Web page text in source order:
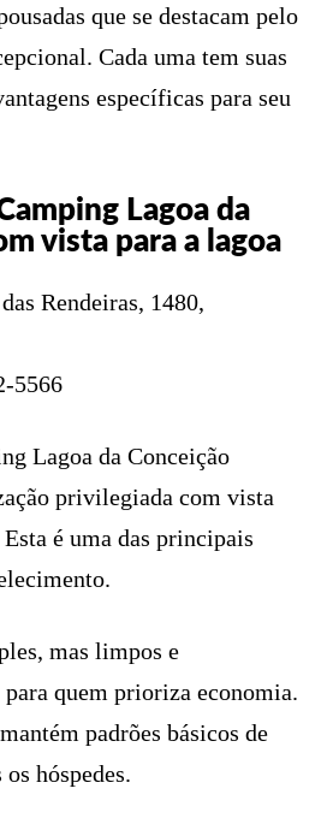
que se destacam pelo
Cada uma tem suas
específicas para seu
Lagoa da
vista para a lagoa
Rendeiras, 1480,
5566
Lagoa da Conceição
privilegiada com vista
é uma das principais
mas limpos e
quem prioriza economia.
padrões básicos de
hóspedes.